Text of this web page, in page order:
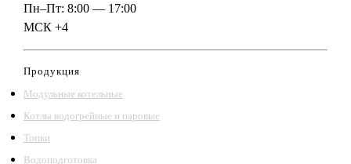
Пн–Пт: 8:00 — 17:00
МСК +4
Продукция
Модульные котельные
Котлы водогрейные и паровые
Топки
Водоподготовка